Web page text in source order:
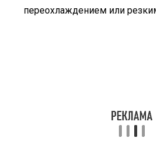
переохлаждением или